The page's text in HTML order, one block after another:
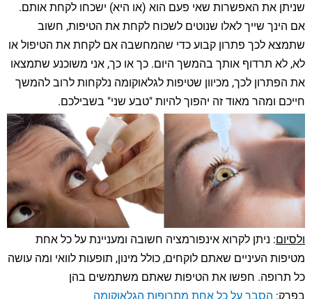
שניתן את האפשרות שאי פעם הוא (או היא) ישכחו לקחת אותם.
אם הינך שייך לאלו שנוטים לשכוח לקחת את הטיפות, חשוב
שתמצא לכך פתרון קבוע כדי שהמחשבה אם לקחת את הטיפול או
לא, לא תרדוף אותך בהמשך היום. כך או כך, אני משוכנע שתמצאו
את הפתרון לכך, מכיוון שטיפות לגלאוקומה נלקחות לרוב להמשך
חייכם ומהר מאוד זה יהפוך להיות "טבע שני" בשבילכם.
ולסיום: ניתן לקרוא אינפורמציה חשובה ומעניינת על כל אחת
מטיפות העיניים שאתם לוקחים, כולל מינון, תופעות לוואי ומה עושה
כל תרופה. חפשו את הטיפות שאתם משתמשים בהן
בפרק: הסבר על כל אחת מתרופות הגלאוקומה